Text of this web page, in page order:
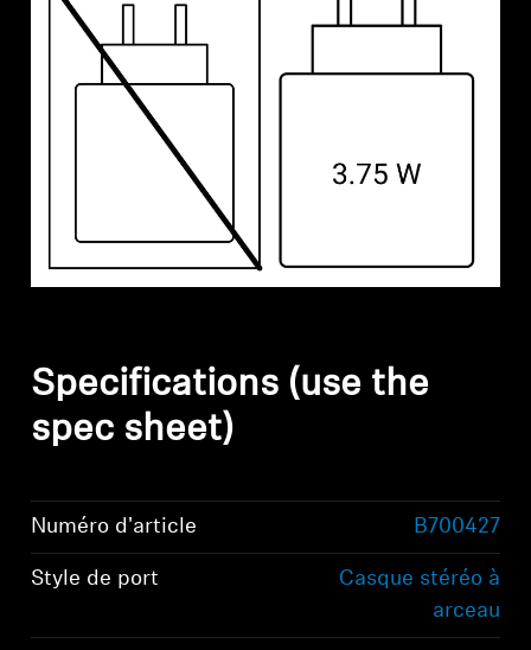
Specifications (use the
spec sheet)
Numéro d'article B700427
Style de port
Casque stéréo à
arceau